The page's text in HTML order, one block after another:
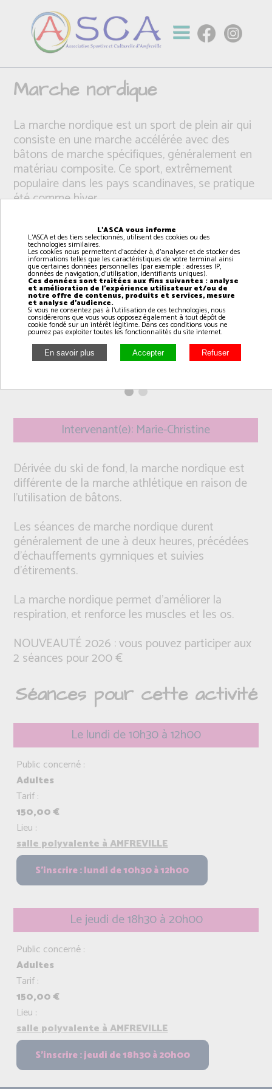
Marche nordique
La marche nordique est un sport de plein air qui
consiste en une marche accélérée avec des
bâtons de marche spécifiques, généralement en
matériau composite. Ce sport, extrêmement
populaire dans les pays scandinaves, se pratique
été comme hiver.
Intervenant(e): Marie-Christine
Dérivée du ski de fond, la marche nordique est
différente de la marche athlétique en raison de
l'utilisation de bâtons.
Les séances de marche nordique durent
généralement de une à deux heures, précédées
d'échauffements gymniques et suivies
d'étirements.
La marche nordique permet d'améliorer la
respiration, et renforce les muscles et les os.
NOUVEAUTÉ 2026 : vous pouvez participer aux
2 séances pour 200 €
Séances pour cette activité
Le lundi de 10h30 à 12h00
Public concerné :
Adultes
Tarif :
150,00 €
Lieu :
salle polyvalente à AMFREVILLE
Le jeudi de 18h30 à 20h00
Public concerné :
Adultes
Tarif :
150,00 €
Lieu :
salle polyvalente à AMFREVILLE
L'ASCA vous informe
L'ASCA et des tiers selectionnés, utilisent des cookies ou des
technologies similaires.
Les cookies nous permettent d'accéder à, d'analyser et de stocker des
informations telles que les caractéristiques de votre terminal ainsi
que certaines données personnelles (par exemple : adresses IP,
données de navigation, d'utilisation, identifiants uniques).
Ces données sont traitées aux fins suivantes : analyse
et amélioration de l'expérience utilisateur et/ou de
notre offre de contenus, produits et services, mesure
et analyse d'audience.
Si vous ne consentez pas à l'utilisation de ces technologies, nous
considérerons que vous vous opposez également à tout dépôt de
cookie fondé sur un intérêt légitime. Dans ces conditions vous ne
pourrez pas exploiter toutes les fonctionnalités du site internet.